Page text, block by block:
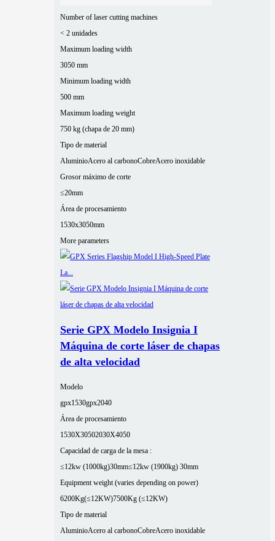
Number of laser cutting machines
< 2 unidades
Maximum loading width
3050 mm
Minimum loading width
500 mm
Maximum loading weight
750 kg (chapa de 20 mm)
Tipo de material
AluminioAcero al carbonoCobreAcero inoxidable
Grosor máximo de corte
≤20mm
Área de procesamiento
1530x3050mm
More parameters
Serie GPX Modelo Insignia I
Máquina de corte láser de chapas
de alta velocidad
Modelo
gpx1530gpx2040
Área de procesamiento
1530X30502030X4050
Capacidad de carga de la mesa :
≤12kw (1000kg)30mm≤12kw (1900kg) 30mm
Equipment weight (varies depending on power)
6200Kg(≤12KW)7500Kg (≤12KW)
Tipo de material
AluminioAcero al carbonoCobreAcero inoxidable